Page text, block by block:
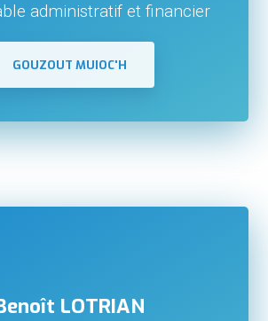
administratif et financier
GOUZOUT MUIOC'H
LOTRIAN